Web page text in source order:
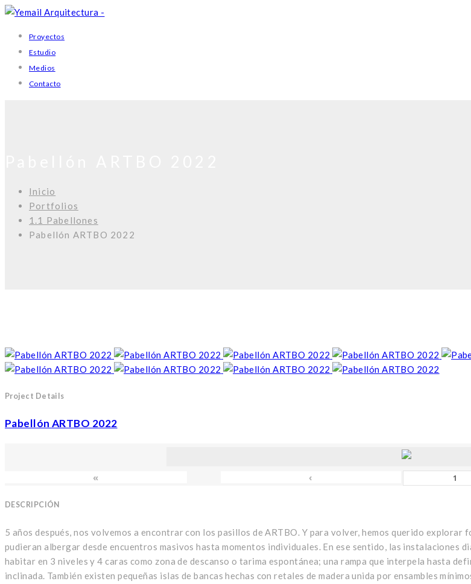
Proyectos
Estudio
Medios
Contacto
Inicio
Portfolios
1.1 Pabellones
Pabellón ARTBO 2022
Project Details
Pabellón ARTBO 2022
« ‹
DESCRIPCIÓN
5 años después, nos volvemos a encontrar con los pasillos de ARTBO. Y para volver, hemos querido
pudieran albergar desde encuentros masivos hasta momentos individuales. En ese sentido, las instalaciones
habitar en 3 niveles y 4 caras como zona de descanso o tarima espontánea; una rampa que interpela hasta
inclinada. También existen pequeñas islas de bancas hechas con retales de madera unida por ensambles